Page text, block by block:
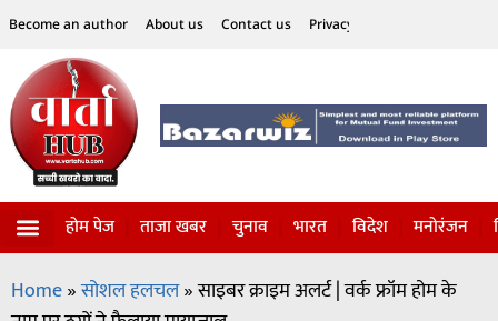
Become an author About us Contact us Privacy Policy
होम पेज ताजा खबर चुनाव भारत विदेश मनोरंजन
Home»सोशल हलचल»साइबर क्राइम अलर्ट | वर्क फ्रॉम होम के